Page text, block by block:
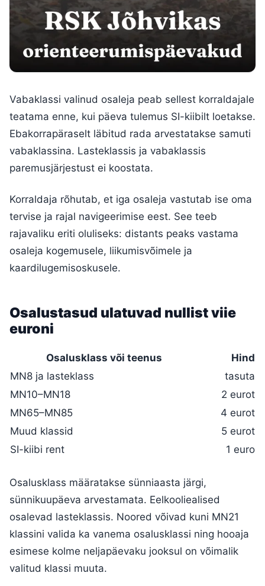
Vabaklassi valinud osaleja peab sellest korraldajale
teatama enne, kui päeva tulemus SI-kiibilt loetakse.
Ebakorrapäraselt läbitud rada arvestatakse samuti
vabaklassina. Lasteklassis ja vabaklassis
paremusjärjestust ei koostata.
Korraldaja rõhutab, et iga osaleja vastutab ise oma
tervise ja rajal navigeerimise eest. See teeb
rajavaliku eriti oluliseks: distants peaks vastama
osaleja kogemusele, liikumisvõimele ja
kaardilugemisoskusele.
Osalustasud ulatuvad nullist viie
euroni
Osalusklass või teenus
Hind
MN8 ja lasteklass
tasuta
MN10–MN18
2 eurot
MN65–MN85
4 eurot
Muud klassid
5 eurot
SI-kiibi rent
1 euro
Osalusklass määratakse sünniaasta järgi,
sünnikuupäeva arvestamata. Eelkooliealised
osalevad lasteklassis. Noored võivad kuni MN21
klassini valida ka vanema osalusklassi ning hooaja
esimese kolme neljapäevaku jooksul on võimalik
valitud klassi muuta.